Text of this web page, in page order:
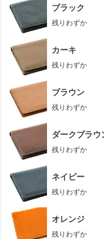
ブラック
残りわずか
カーキ
残りわずか
ブラウン
残りわずか
ダークブラウ
残りわずか
ネイビー
残りわずか
オレンジ
残りわずか